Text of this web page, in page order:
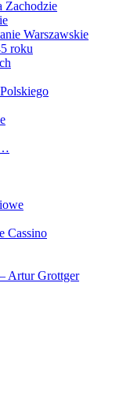
Zachodzie
Warszawskie
roku
Cassino
Artur Grottger